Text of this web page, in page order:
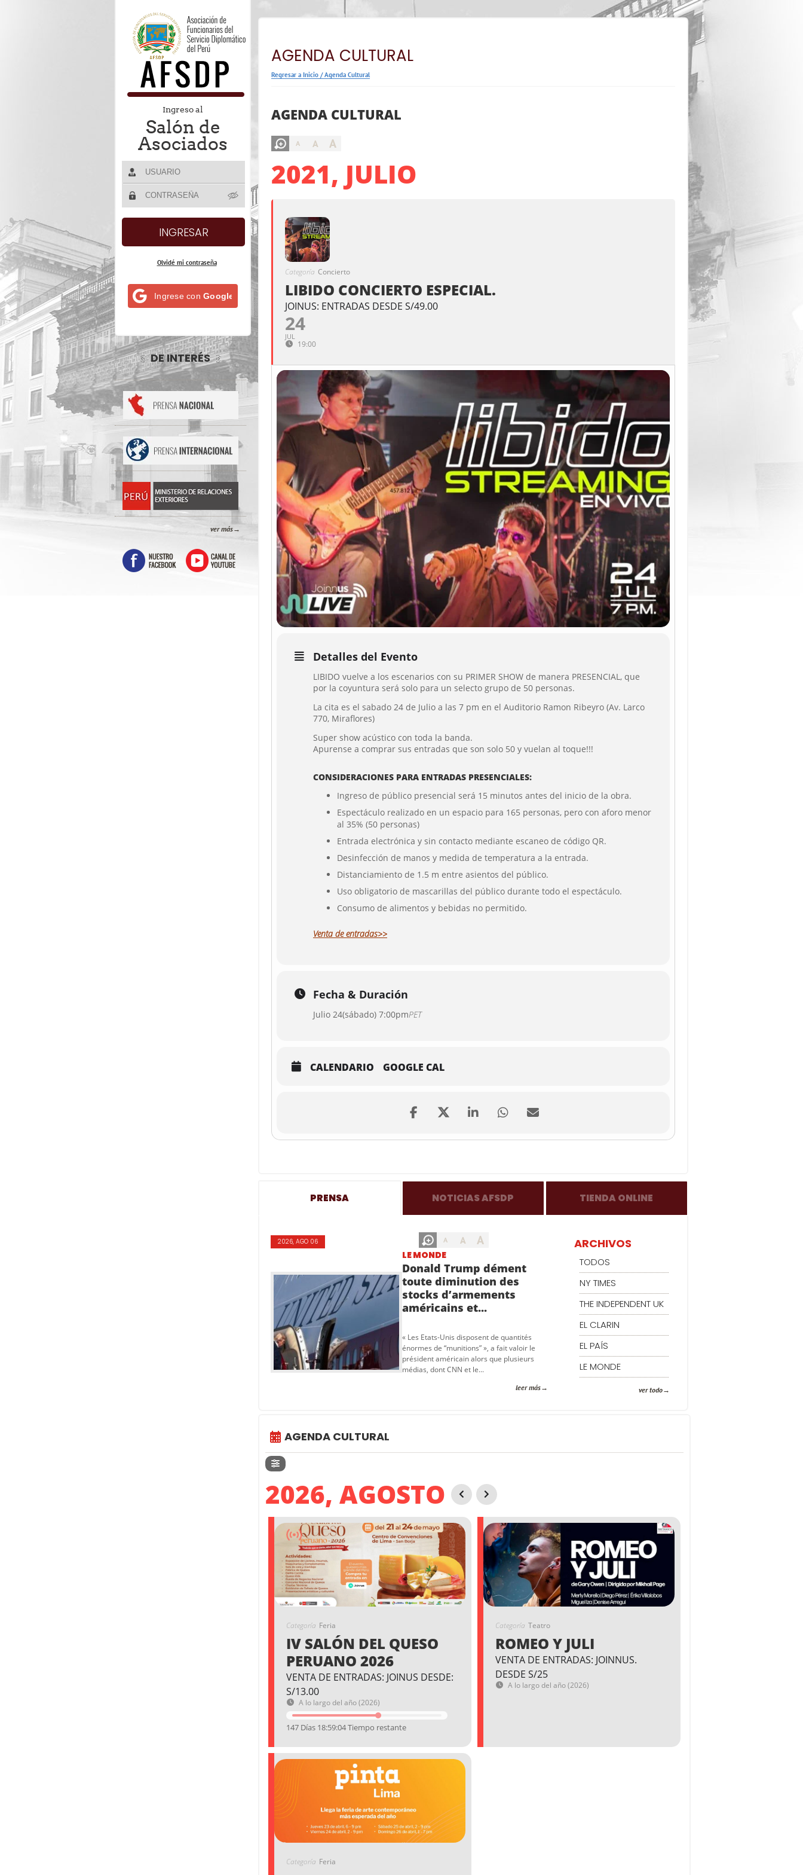
Ingreso al
Salón de
Asociados
Olvidé mi contraseña
Ingrese con Google
DE INTERÉS
ver más
AGENDA CULTURAL
Regresar a Inicio /Agenda Cultural
AGENDA CULTURAL
A A A
2021, JULIO
Categoría Concierto
LIBIDO CONCIERTO ESPECIAL.
JOINUS: ENTRADAS DESDE S/49.00
24
JUL
19:00
Detalles del Evento
LIBIDO vuelve a los escenarios con su PRIMER SHOW de manera PRESENCIAL, que
por la coyuntura será solo para un selecto grupo de 50 personas.
La cita es el sabado 24 de Julio a las 7 pm en el Auditorio Ramon Ribeyro (Av. Larco
770, Miraflores)
Super show acústico con toda la banda.
Apurense a comprar sus entradas que son solo 50 y vuelan al toque!!!
CONSIDERACIONES PARA ENTRADAS PRESENCIALES:
Ingreso de público presencial será 15 minutos antes del inicio de la obra.
Espectáculo realizado en un espacio para 165 personas, pero con aforo menor
al 35% (50 personas)
Entrada electrónica y sin contacto mediante escaneo de código QR.
Desinfección de manos y medida de temperatura a la entrada.
Distanciamiento de 1.5 m entre asientos del público.
Uso obligatorio de mascarillas del público durante todo el espectáculo.
Consumo de alimentos y bebidas no permitido.
Venta de entradas>>
Fecha & Duración
Julio 24(sábado) 7:00pmPET
CALENDARIO GOOGLE CAL
PRENSA NOTICIAS AFSDP TIENDA ONLINE
A A A
2026, AGO 06
LE MONDE
Donald Trump dément
toute diminution des
stocks d’armements
américains et...
« Les Etats-Unis disposent de quantités
énormes de “munitions” », a fait valoir le
président américain alors que plusieurs
médias, dont CNN et le...
leer más
ARCHIVOS
TODOS
NY TIMES
THE INDEPENDENT UK
EL CLARIN
EL PAÍS
LE MONDE
ver todo
AGENDA CULTURAL
2026, AGOSTO
Categoría Feria
IV SALÓN DEL QUESO
PERUANO 2026
VENTA DE ENTRADAS: JOINUS DESDE:
S/13.00
A lo largo del año (2026)
147 Días 18:59:03 Tiempo restante
Categoría Teatro
ROMEO Y JULI
VENTA DE ENTRADAS: JOINNUS.
DESDE S/25
A lo largo del año (2026)
Categoría Feria